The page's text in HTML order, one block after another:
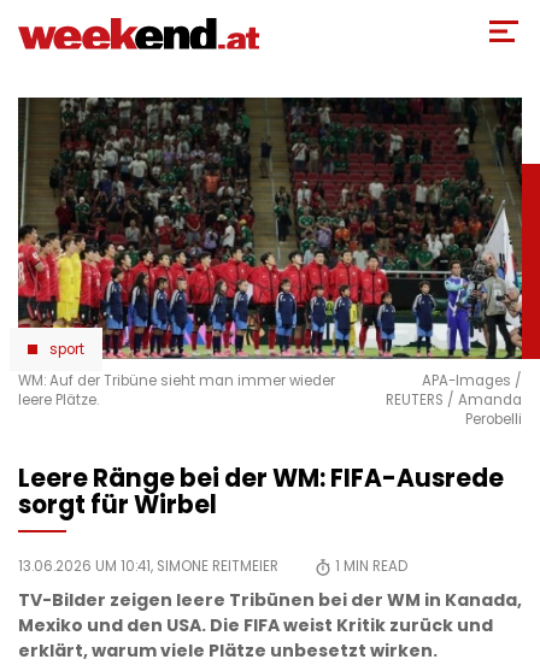
zum
sport
WM: Auf der Tribüne sieht man immer wieder
leere Plätze.
APA-Images /
REUTERS / Amanda
Perobelli
Leere Ränge bei der WM: FIFA-Ausrede
sorgt für Wirbel
13.06.2026 UM 10:41, SIMONE REITMEIER 1 MIN READ
TV-Bilder zeigen leere Tribünen bei der WM in Kanada,
Mexiko und den USA. Die FIFA weist Kritik zurück und
erklärt, warum viele Plätze unbesetzt wirken.